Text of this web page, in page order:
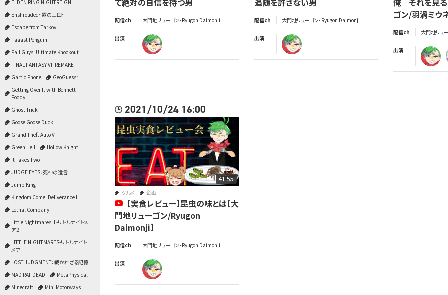
ELDEN RING NIGHTREIGN
Enshrouded~霧の王国~
Escape from Tarkov
Faaast Penguin
Fall Guys: Ultimate Knockout
FINAL FANTASY VII REMAKE
Gartic Phone
GeoGuessr
Getting Over It with Bennett
Foddy
Ghost Trick
Goose Goose Duck
Grand Theft Auto V
Green Hell
Hollow Knight
It Takes Two
JUDGE EYES：死神の遺言
Jump King
Kingdom Come: Deliverance II
Lethal Company
Little Nightmares II -リトルナイトメ
ア２-
LITTLE NIGHTMARES-リトルナイト
メア-
LOST JUDGMENT：裁かれざる記憶
MAD RAT DEAD
MetaPhysical
Minecraft
Mini Motorways
配信ch 大門地リューゴン・Ryugon Daimonji
出演
配信ch 大門地リューゴン・Ryugon Daimonji
出演
ゴン/羽渦ミウ
配信ch 大門地リュ
出演
2021/10/24 16:00
41:55
グルメ 企画
【実食レビュー】昆虫の味とは【大
門地リューゴン/Ryugon
Daimonji】
配信ch 大門地リューゴン・Ryugon Daimonji
出演